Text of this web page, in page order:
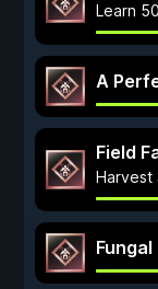
Learn
A
Field
Harvest